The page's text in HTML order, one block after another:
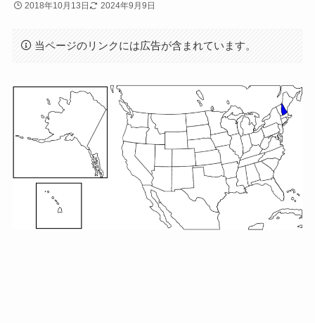
2018年10月13日 2024年9月9日
当ページのリンクには広告が含まれています。